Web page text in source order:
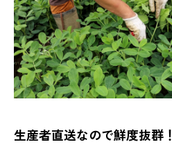
生産者直送なので鮮度抜群！